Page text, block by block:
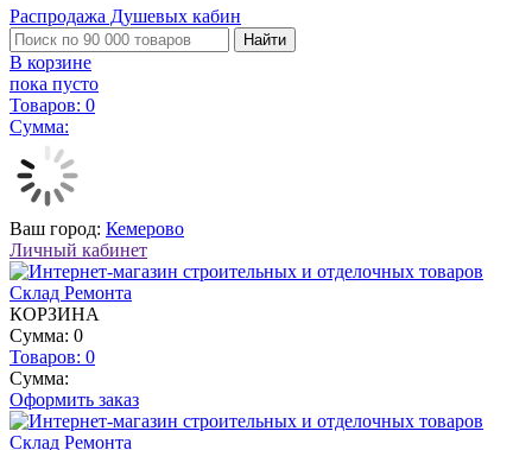
Распродажа Душевых кабин
Найти
В корзине
пока пусто
Товаров: 0
Сумма:
Ваш город: Кемерово
Личный кабинет
КОРЗИНА
Сумма: 0
Товаров: 0
Сумма:
Оформить заказ